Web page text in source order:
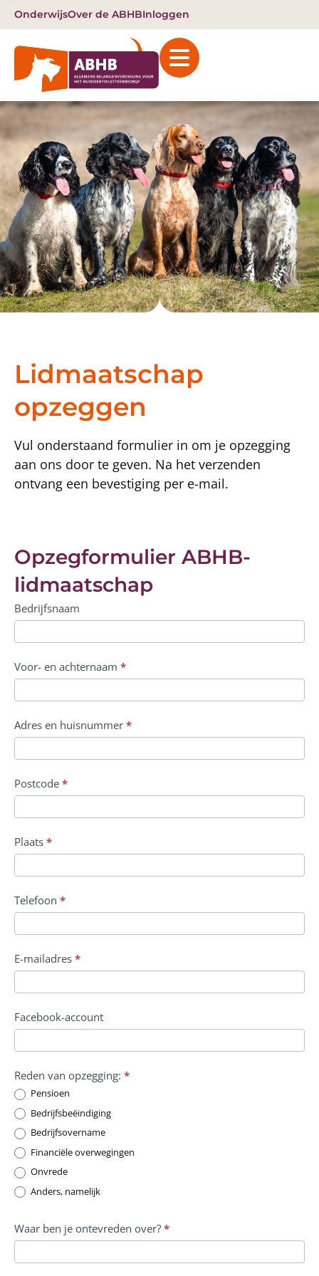
OnderwijsOver de ABHBInloggen
Lidmaatschap
opzeggen
Vul onderstaand formulier in om je opzegging
aan ons door te geven. Na het verzenden
ontvang een bevestiging per e-mail.
Opzegformulier
ABHB-
lidmaatschap
Opzegformulier ABHB-
lidmaatschap
Bedrijfsnaam
Voor- en achternaam *
Adres en huisnummer *
Postcode *
Plaats *
Telefoon *
E-mailadres *
Facebook-account
Reden van opzegging: *
Pensioen
Bedrijfsbeëindiging
Bedrijfsovername
Financiële overwegingen
Onvrede
Anders, namelijk
Waar ben je ontevreden over? *